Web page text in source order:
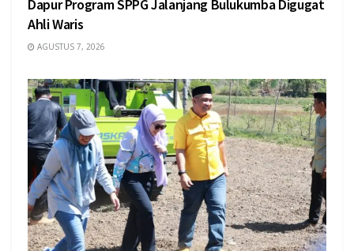
Dapur Program SPPG Jalanjang Bulukumba Digugat
Ahli Waris
AGUSTUS 7, 2026